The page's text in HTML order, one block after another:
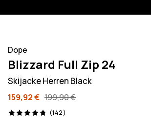
Dope
Blizzard Full Zip 24
Skijacke Herren Black
159,92 € 199,90 €
(142)
142 Reviews, 4.8/5